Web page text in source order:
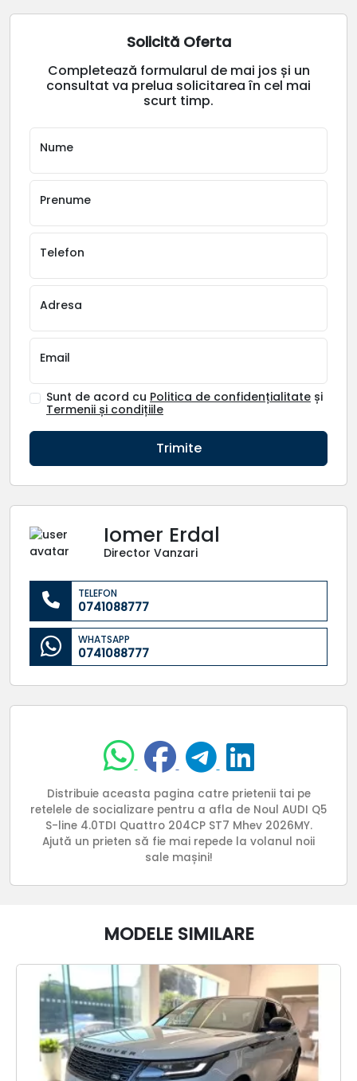
Solicită Oferta
Completează formularul de mai jos și un
consultat va prelua solicitarea în cel mai
scurt timp.
Nume
Prenume
Telefon
Adresa
Email
Sunt de acord cu Politica de confidențialitate și
Termenii și condițiile
Trimite
Iomer Erdal
Director Vanzari
TELEFON
0741088777
WHATSAPP
0741088777
Distribuie aceasta pagina catre prietenii tai pe
retelele de socializare pentru a afla de Noul AUDI Q5
S-line 4.0TDI Quattro 204CP ST7 Mhev 2026MY.
Ajută un prieten să fie mai repede la volanul noii
sale mașini!
MODELE SIMILARE